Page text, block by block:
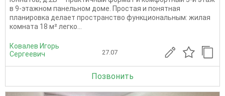
в 9-этажном панельном доме. Простая и понятная
планировка делает пространство функциональным: жилая
комната 18 м² легко...
Ковалев Игорь
Сергеевич
27.07
Позвонить